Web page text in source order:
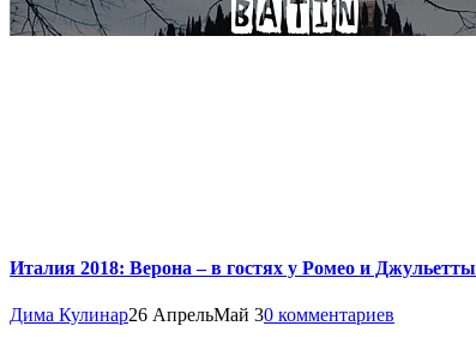
Италия 2018: Верона – в гостях у Ромео и Джульетты
Дима Кулинар26 АпрельМай 30 комментариев